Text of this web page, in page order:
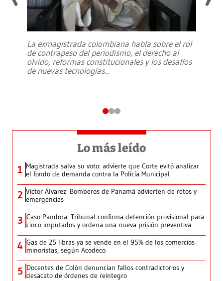
La exmagistrada colombiana habla sobre el rol
de contrapeso del periodismo, el derecho al
olvido, reformas constitucionales y los desafíos
de nuevas tecnologías...
Lo más leído
1 Magistrada salva su voto: advierte que Corte evitó analizar
el fondo de demanda contra la Policía Municipal
2 Víctor Álvarez: Bomberos de Panamá advierten de retos y
emergencias
3 Caso Pandora: Tribunal confirma detención provisional para
cinco imputados y ordena una nueva prisión preventiva
4 Gas de 25 libras ya se vende en el 95% de los comercios
minoristas, según Acodeco
5 Docentes de Colón denuncian fallos contradictorios y
desacato de órdenes de reintegro